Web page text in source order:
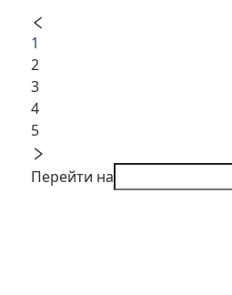
1
2
3
4
5
Перейти на